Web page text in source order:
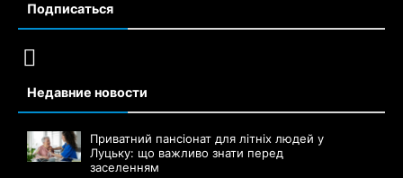
Подписаться
Недавние новости
Приватний пансіонат для літніх людей у
Луцьку: що важливо знати перед
заселенням